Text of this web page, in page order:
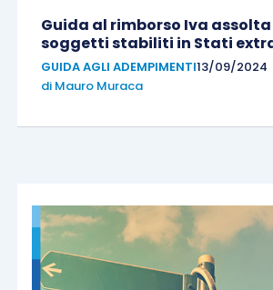
Guida al rimborso Iva
soggetti stabiliti in Stati
GUIDA AGLI ADEMPIMENTI13/09/2024
di Mauro Muraca